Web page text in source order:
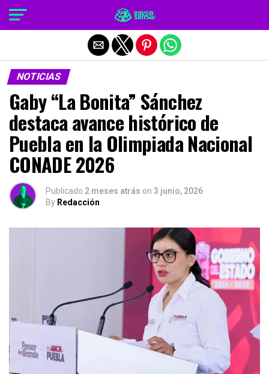
NOTICIAS
Gaby “La Bonita” Sánchez
destaca avance histórico de
Puebla en la Olimpiada Nacional
CONADE 2026
Publicado 2 meses atrás on 3 junio, 2026
By Redacción
Salir de la versión móvil